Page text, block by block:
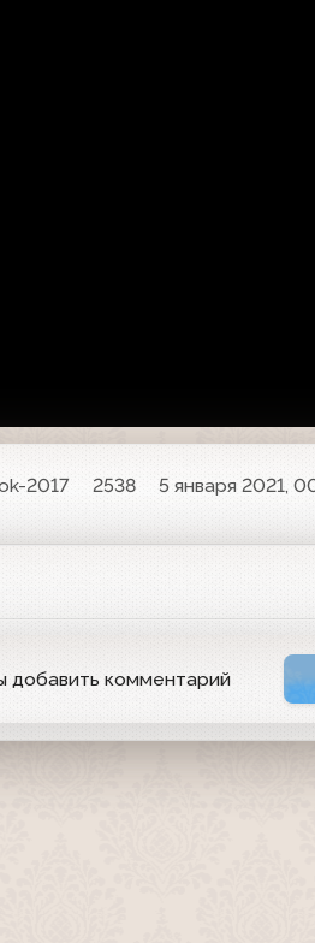
2017 2538
5 января 2021,
добавить комментарий